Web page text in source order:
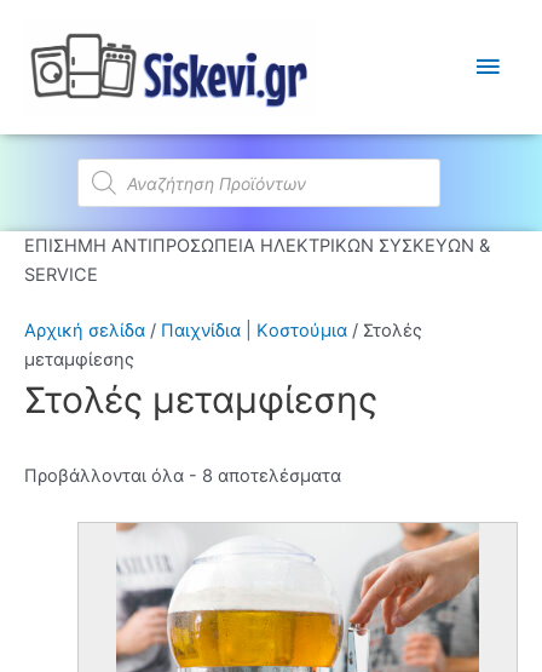
Products
search
Αρχική σελίδα / Παιχνίδια | Kοστούμια / Στολές
μεταμφίεσης
Στολές μεταμφίεσης
Προβάλλονται όλα - 8 αποτελέσματα
ΕΠΙΣΗΜΗ ΑΝΤΙΠΡΟΣΩΠΕΙΑ ΗΛΕΚΤΡΙΚΩΝ ΣΥΣΚΕΥΩΝ &
SERVICE